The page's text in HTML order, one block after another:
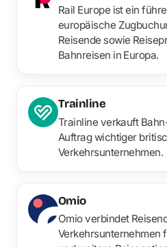
Rail Europe ist ein
europäische
Reisende sowie
Bahnreisen in Europa.
Trainline
Trainline verkauft
Auftrag wichtiger
Verkehrsunternehmen.
Omio
Omio verbindet
Verkehrsunternehmen